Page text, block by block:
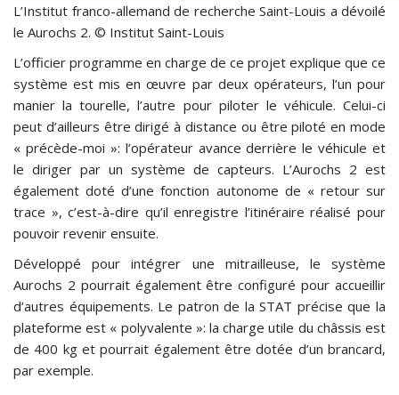
L’Institut franco-allemand de recherche Saint-Louis a dévoilé
le Aurochs 2. © Institut Saint-Louis
L’officier programme en charge de ce projet explique que ce
système est mis en œuvre par deux opérateurs, l’un pour
manier la tourelle, l’autre pour piloter le véhicule. Celui-ci
peut d’ailleurs être dirigé à distance ou être piloté en mode
« précède-moi »: l’opérateur avance derrière le véhicule et
le diriger par un système de capteurs. L’Aurochs 2 est
également doté d’une fonction autonome de « retour sur
trace », c’est-à-dire qu’il enregistre l’itinéraire réalisé pour
pouvoir revenir ensuite.
Développé pour intégrer une mitrailleuse, le système
Aurochs 2 pourrait également être configuré pour accueillir
d’autres équipements. Le patron de la STAT précise que la
plateforme est « polyvalente »: la charge utile du châssis est
de 400 kg et pourrait également être dotée d’un brancard,
par exemple.